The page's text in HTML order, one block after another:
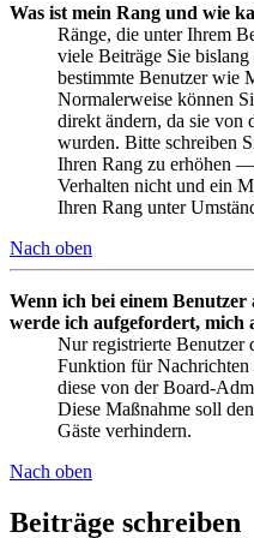
Was ist mein Rang und wie
Ränge, die unter Ihrem
viele Beiträge Sie
bestimmte Benutzer wie
Normalerweise können
direkt ändern, da sie von
wurden. Bitte schreiben
Ihren Rang zu erhöhen
Verhalten nicht und ein
Ihren Rang unter
Nach oben
Wenn ich bei einem
werde ich aufgefordert, mich
Nur registrierte Benutzer
Funktion für Nachrichten
diese von der Board-
Diese Maßnahme soll
Gäste verhindern.
Nach oben
Beiträge schreiben